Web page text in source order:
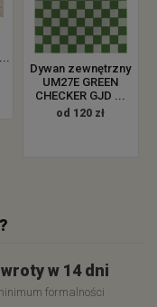
Dywan zewnętrzny
UM27E GREEN
CHECKER GJD ...
od 120 zł
w 14 dni
formalności